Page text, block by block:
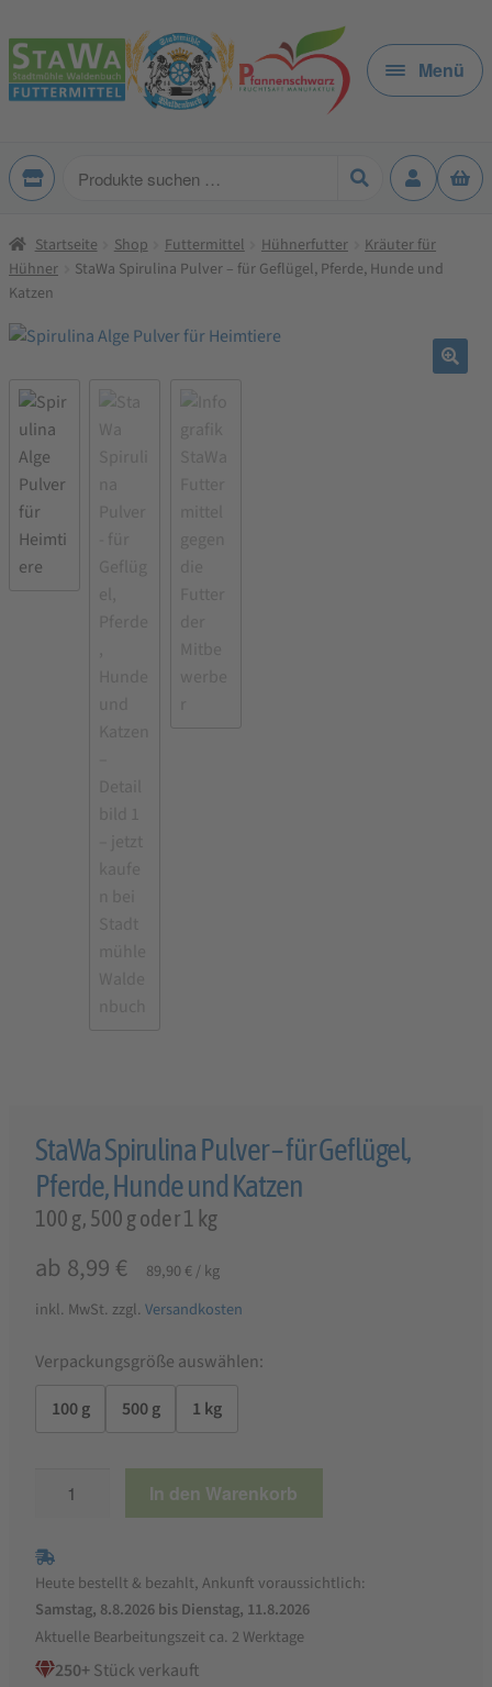
Zur
Navigation
springen
Zum
Inhalt
springen
Menü
Produkte
Startseite Shop Futtermittel Hühnerfutter
Kräuter für
Hühner
StaWa Spirulina Pulver – für Geflügel, Pferde, Hunde und
Katzen
StaWa Spirulina Pulver – für Geflügel,
Pferde, Hunde und Katzen
100 g, 500 g oder 1 kg
ab 8,99 € 89,90 €/kg
inkl. MwSt. zzgl. Versandkosten
Verpackungsgröße auswählen:
100 g
500 g 1 kg
Spirulina
-
für
Geflügel,
Pferde,
Hunde
In den Warenkorb
Heute bestellt & bezahlt, Ankunft voraussichtlich:
Samstag, 8.8.2026 bis Dienstag, 11.8.2026
Aktuelle Bearbeitungszeit ca. 2 Werktage
250+Stück verkauft